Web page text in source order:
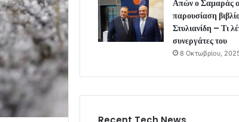
Απών ο Σαμαράς
παρουσίαση
Στυλιανίδη – Τι
συνεργάτες του
8 Οκτωβρίου,